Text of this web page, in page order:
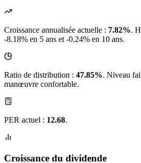
Croissance annualisée actuelle : 7.82%.
-8.18% en 5 ans et -0.24% en 10 ans.
Ratio de distribution : 47.85%. Niveau
manœuvre confortable.
PER actuel : 12.68.
Croissance du dividende